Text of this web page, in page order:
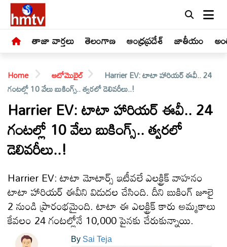
తాజా వార్తలు తెలంగాణ ఆంధ్రప్రదేశ్ జాతీయం
LIVE
తాజా
తెలంగాణ
ఆంధ్రప్రదేశ్
Home ఆటోమొబైల్
Harrier EV: టాటా హారియర్ ఈవీ.. 24
గంటల్లో 10 వేలు బుకింగ్స్.. త్వరలో డెలివరీలు..!
Harrier EV: టాటా హారియర్ ఈవీ.. 24
గంటల్లో 10 వేలు బుకింగ్స్.. త్వరలో
డెలివరీలు..!
Harrier EV: టాటా మోటార్స్ ఇటీవలే ఎలక్ట్రిక్ వాహనం
టాటా హారియర్ ఈవీని విడుదల చేసింది. దీని బుకింగ్ జూలై
2 నుండి ప్రారంభమైంది. టాటా ఈ ఎలక్ట్రిక్ కారు అమ్మకాలు
కేవలం 24 గంటల్లోనే 10,000 పైనకు చేరుకున్నాయి.
By Sai Teja